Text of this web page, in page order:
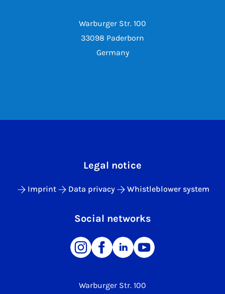
Warburger Str. 100
33098 Paderborn
Germany
Warburger Str. 100
Legal notice
Imprint Data privacy Whistleblower system
Social networks